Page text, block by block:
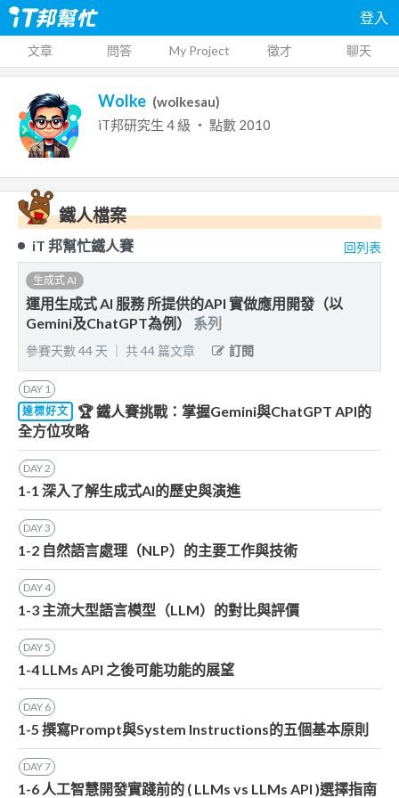
登入
文章 問答 My Project 徵才 聊天
Wolke (wolkesau)
iT邦研究生 4 級 ‧ 點數 2010
鐵人檔案
iT 邦幫忙鐵人賽 回列表
生成式 AI
運用生成式 AI 服務 所提供的API 實做應用開發（以
Gemini及ChatGPT為例）
系列
參賽天數44 天 共44 篇文章 訂閱
DAY 1
達標好文
🏆 鐵人賽挑戰：掌握Gemini與ChatGPT API的
全方位攻略
DAY2
1-1 深入了解生成式AI的歷史與演進
DAY3
1-2 自然語言處理（NLP）的主要工作與技術
DAY4
1-3 主流大型語言模型（LLM）的對比與評價
DAY5
1-4 LLMs API 之後可能功能的展望
DAY 6
1-5 撰寫Prompt與System Instructions的五個基本原則
DAY7
1-6 人工智慧開發實踐前的 ( LLMs vs LLMs API )選擇指南